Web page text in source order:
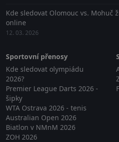
Kde sledovat Olomouc vs. Mohuč
online
12. 03. 2026
Sportovní přenosy
Kde sledovat olympiádu
2026?
Premier League Darts 2026 -
šipky
WTA Ostrava 2026 - tenis
Australian Open 2026
Biatlon v NMnM 2026
ZOH 2026